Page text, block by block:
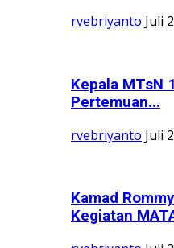
rvebriyanto Juli
Kepala MTsN
Pertemuan...
rvebriyanto Juli
Kamad
Kegiatan